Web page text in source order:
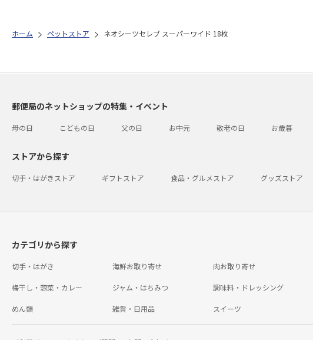
ホーム ペットストア ネオシーツセレブ スーパーワイド 18枚
郵便局のネットショップの特集・イベント
母の日 こどもの日 父の日 お中元 敬老の日 お歳暮
ストアから探す
切手・はがきストア ギフトストア 食品・グルメストア グッズストア
カテゴリから探す
切手・はがき 海鮮お取り寄せ 肉お取り寄せ
梅干し・惣菜・カレー ジャム・はちみつ 調味料・ドレッシング
めん類 雑貨・日用品 スイーツ